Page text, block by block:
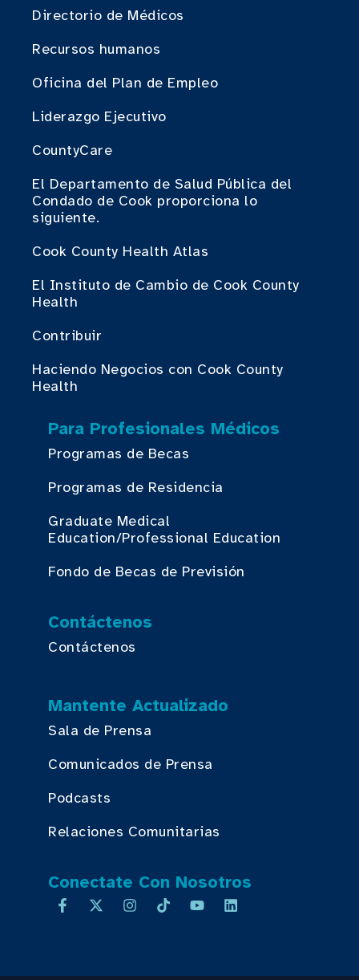
Directorio de Médicos
Recursos humanos
Oficina del Plan de Empleo
Liderazgo Ejecutivo
CountyCare
El Departamento de Salud Pública del
Condado de Cook proporciona lo
siguiente.
Cook County Health Atlas
El Instituto de Cambio de Cook County
Health
Contribuir
Haciendo Negocios con Cook County
Health
Para Profesionales Médicos
Programas de Becas
Programas de Residencia
Graduate Medical
Education/Professional Education
Fondo de Becas de Previsión
Contáctenos
Contáctenos
Mantente Actualizado
Sala de Prensa
Comunicados de Prensa
Podcasts
Relaciones Comunitarias
Conectate Con Nosotros